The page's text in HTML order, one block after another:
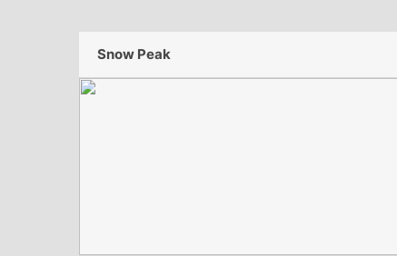
Snow Peak